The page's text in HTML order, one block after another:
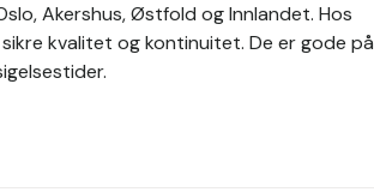
Akershus, Østfold og Innlandet. Hos
kvalitet og kontinuitet. De er gode på